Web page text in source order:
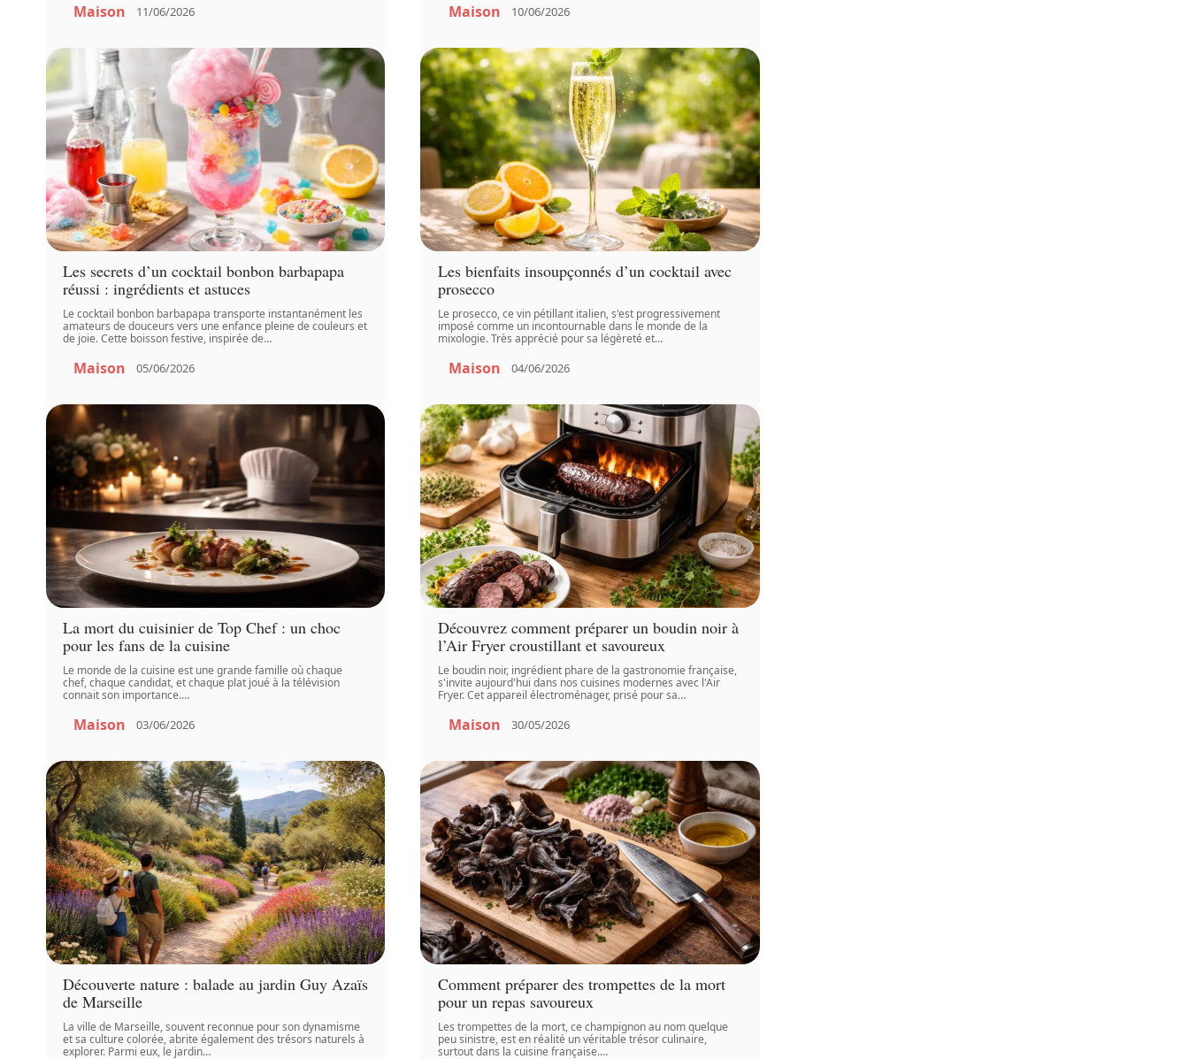
Maison 11/06/2026 Maison 10/06/2026
Les secrets d’un cocktail bonbon barbapapa
réussi : ingrédients et astuces
Le cocktail bonbon barbapapa transporte instantanément les
amateurs de douceurs vers une enfance pleine de couleurs et
de joie. Cette boisson festive, inspirée de…
Maison 05/06/2026
Les bienfaits insoupçonnés d’un cocktail avec
prosecco
Le prosecco, ce vin pétillant italien, s'est progressivement
imposé comme un incontournable dans le monde de la
mixologie. Très apprécié pour sa légèreté et…
Maison 04/06/2026
La mort du cuisinier de Top Chef : un choc
pour les fans de la cuisine
Le monde de la cuisine est une grande famille où chaque
chef, chaque candidat, et chaque plat joué à la télévision
connait son importance.…
Maison 03/06/2026
Découvrez comment préparer un boudin noir à
l’Air Fryer croustillant et savoureux
Le boudin noir, ingrédient phare de la gastronomie française,
s'invite aujourd'hui dans nos cuisines modernes avec l'Air
Fryer. Cet appareil électroménager, prisé pour sa…
Maison 30/05/2026
Découverte nature : balade au jardin Guy Azaïs
de Marseille
La ville de Marseille, souvent reconnue pour son dynamisme
et sa culture colorée, abrite également des trésors naturels à
explorer. Parmi eux, le jardin…
Comment préparer des trompettes de la mort
pour un repas savoureux
Les trompettes de la mort, ce champignon au nom quelque
peu sinistre, est en réalité un véritable trésor culinaire,
surtout dans la cuisine française.…